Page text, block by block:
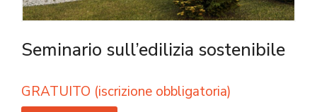
Seminario sull’edilizia sostenibile
GRATUITO (iscrizione obbligatoria)